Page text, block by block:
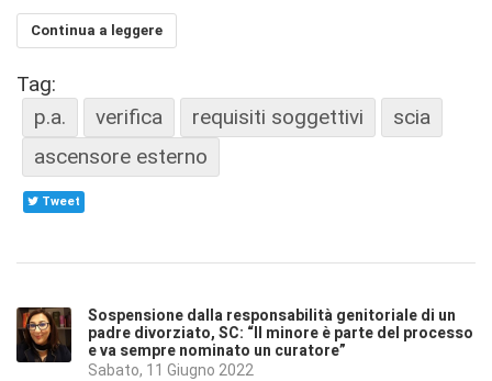
Continua a leggere
Tag:
p.a.
verifica requisiti soggettivi
scia
ascensore esterno
Tweet
Sospensione dalla responsabilità genitoriale di un
padre divorziato, SC: “Il minore è parte del processo
e va sempre nominato un curatore”
Sabato, 11 Giugno 2022